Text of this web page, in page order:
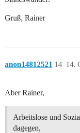
Gruß, Rainer
anon14812521 14.
14
Aber Rainer,
Arbeitslose und
dagegen,